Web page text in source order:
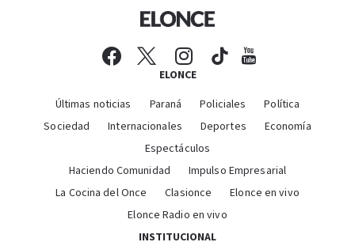
ELONCE
Últimas noticias Paraná Policiales
Política
Sociedad
Internacionales Deportes
Economía
Espectáculos
Haciendo Comunidad
Impulso Empresarial
La Cocina del Once
Clasionce
Elonce en vivo
Elonce Radio en vivo
INSTITUCIONAL